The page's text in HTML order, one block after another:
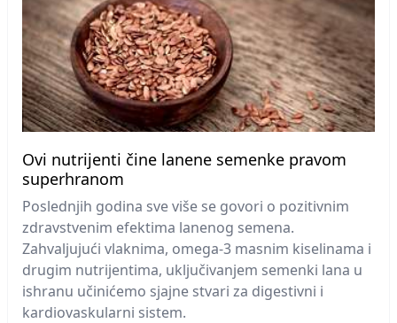
Ovi nutrijenti čine lanene semenke pravom
superhranom
Poslednjih godina sve više se govori o pozitivnim
zdravstvenim efektima lanenog semena.
Zahvaljujući vlaknima, omega-3 masnim kiselinama i
drugim nutrijentima, uključivanjem semenki lana u
ishranu učinićemo sjajne stvari za digestivni i
kardiovaskularni sistem.